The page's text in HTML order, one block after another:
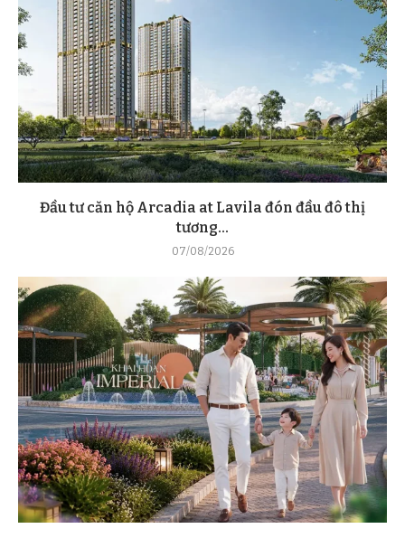
Đầu tư căn hộ Arcadia at Lavila đón đầu đô thị
tương...
07/08/2026